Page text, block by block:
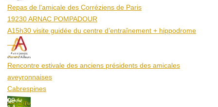
Repas de l'amicale des Corréziens de Paris
19230 ARNAC POMPADOUR
A15h30 visite guidée du centre d’entraînement + hippodrome
25
Aoû
Rencontre estivale des anciens présidents des amicales
aveyronnaises
Cabrespines
09